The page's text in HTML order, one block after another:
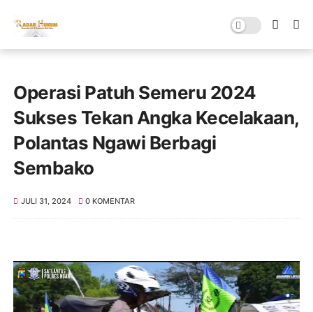
Operasi Patuh Semeru 2024
Sukses Tekan Angka Kecelakaan,
Polantas Ngawi Berbagi
Sembako
JULI 31, 2024 0 KOMENTAR